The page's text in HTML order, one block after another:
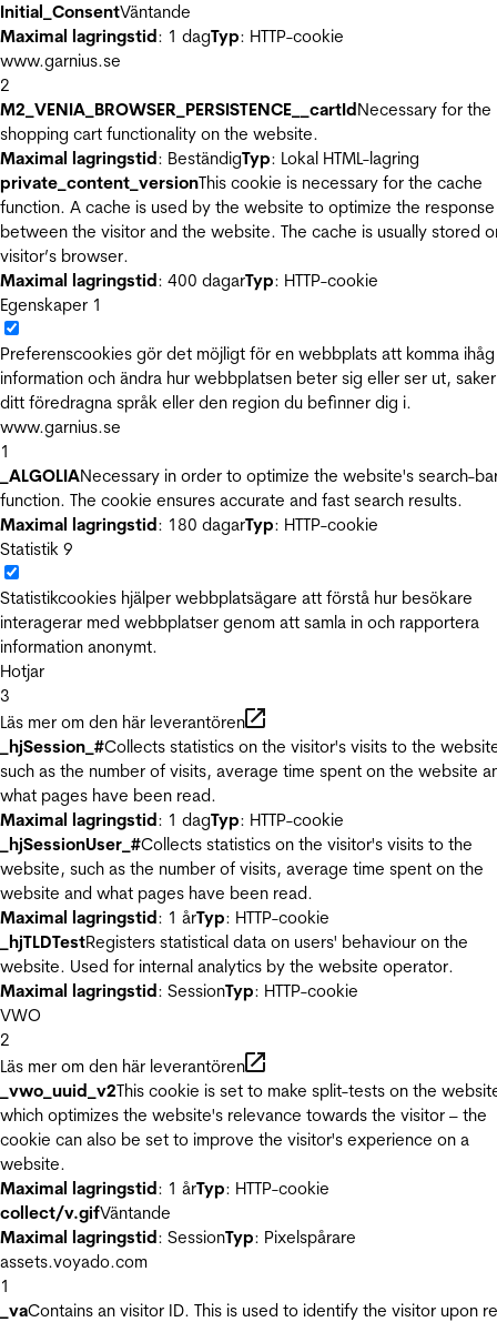
Initial_ConsentVäntande
Maximal lagringstid: 1 dagTyp: HTTP-cookie
www.garnius.se
2
M2_VENIA_BROWSER_PERSISTENCE__cartIdNecessary for the
shopping cart functionality on the website.
Maximal lagringstid: BeständigTyp: Lokal HTML-lagring
private_content_versionThis cookie is necessary for the cache
function. A cache is used by the website to optimize the
between the visitor and the website. The cache is usually stored
visitor’s browser.
Maximal lagringstid: 400 dagarTyp: HTTP-cookie
Egenskaper 1
Preferenscookies gör det möjligt för en webbplats att komma ihåg
information och ändra hur webbplatsen beter sig eller ser ut,
ditt föredragna språk eller den region du befinner dig i.
www.garnius.se
1
_ALGOLIANecessary in order to optimize the website's search-
function. The cookie ensures accurate and fast search results.
Maximal lagringstid: 180 dagarTyp: HTTP-cookie
Statistik 9
Statistikcookies hjälper webbplatsägare att förstå hur besökare
interagerar med webbplatser genom att samla in och rapportera
information anonymt.
Hotjar
3
Läs mer om den här leverantören
_hjSession_#Collects statistics on the visitor's visits to the
such as the number of visits, average time spent on the website
what pages have been read.
Maximal lagringstid: 1 dagTyp: HTTP-cookie
_hjSessionUser_#Collects statistics on the visitor's visits to the
website, such as the number of visits, average time spent on the
website and what pages have been read.
Maximal lagringstid: 1 årTyp: HTTP-cookie
_hjTLDTestRegisters statistical data on users' behaviour on the
website. Used for internal analytics by the website operator.
Maximal lagringstid: SessionTyp: HTTP-cookie
VWO
2
Läs mer om den här leverantören
_vwo_uuid_v2This cookie is set to make split-tests on the
which optimizes the website's relevance towards the visitor – the
cookie can also be set to improve the visitor's experience on a
website.
Maximal lagringstid: 1 årTyp: HTTP-cookie
collect/v.gifVäntande
Maximal lagringstid: SessionTyp: Pixelspårare
assets.voyado.com
1
_vaContains an visitor ID. This is used to identify the visitor upon